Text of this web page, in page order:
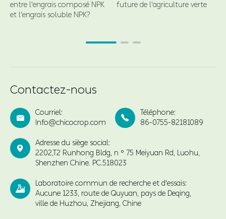
entre l'engrais composé NPK
et l'engrais soluble NPK?
future de l'agriculture verte
Contactez-nous

Courriel:
Info@chicocrop.com

Téléphone:
86-0755-82181089

Adresse du siège social:
2202,T2 Runhong Bldg, n ° 75 Meiyuan Rd, Luohu,
Shenzhen Chine. PC.518023

Laboratoire commun de recherche et d'essais:
Aucune 1233, route de Quyuan, pays de Deqing,
ville de Huzhou, Zhejiang, Chine